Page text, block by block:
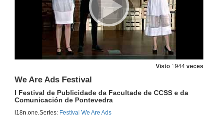
Visto 1944 veces
We Are Ads Festival
I Festival de Publicidade da Facultade de CCSS e da
Comunicación de Pontevedra
i18n.one.Series: Festival We Are Ads